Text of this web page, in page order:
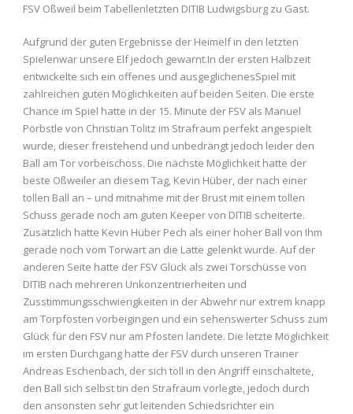
FSV Oßweil beim Tabellenletzten DITIB Ludwigsburg zu Gast.
Aufgrund der guten Ergebnisse der Heimelf in den letzten
Spielenwar unsere Elf jedoch gewarnt.In der ersten Halbzeit
entwickelte sich ein offenes und ausgeglichenesSpiel mit
zahlreichen guten Möglichkeiten auf beiden Seiten. Die erste
Chance im Spiel hatte in der 15. Minute der FSV als Manuel
Pörbstle von Christian Tolitz im Strafraum perfekt angespielt
wurde, dieser freistehend und unbedrängt jedoch leider den
Ball am Tor vorbeischoss. Die nächste Möglichkeit hatte der
beste Oßweiler an diesem Tag, Kevin Hüber, der nach einer
tollen Ball an – und mitnahme mit der Brust mit einem tollen
Schuss gerade noch am guten Keeper von DITIB scheiterte.
Zusätzlich hatte Kevin Hüber Pech als einer hoher Ball von Ihm
gerade noch vom Torwart an die Latte gelenkt wurde. Auf der
anderen Seite hatte der FSV Glück als zwei Torschüsse von
DITIB nach mehreren Unkonzentrierheiten und
Zusstimmungsschwierigkeiten in der Abwehr nur extrem knapp
am Torpfosten vorbeigingen und ein sehenswerter Schuss zum
Glück für den FSV nur am Pfosten landete. Die letzte Möglichkeit
im ersten Durchgang hatte der FSV durch unseren Trainer
Andreas Eschenbach, der sich toll in den Angriff einschaltete,
den Ball sich selbst tin den Strafraum vorlegte, jedoch durch
den ansonsten sehr gut leitenden Schiedsrichter ein